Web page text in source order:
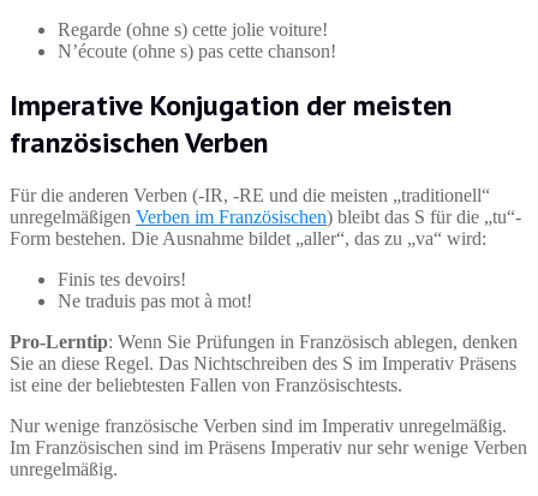
Regarde (ohne s) cette jolie voiture!
N’écoute (ohne s) pas cette chanson!
Imperative Konjugation der meisten
französischen Verben
Für die anderen Verben (-IR, -RE und die meisten „traditionell“
unregelmäßigen Verben im Französischen) bleibt das S für die „tu“-
Form bestehen. Die Ausnahme bildet „aller“, das zu „va“ wird:
Finis tes devoirs!
Ne traduis pas mot à mot!
Pro-Lerntip: Wenn Sie Prüfungen in Französisch ablegen, denken
Sie an diese Regel. Das Nichtschreiben des S im Imperativ Präsens
ist eine der beliebtesten Fallen von Französischtests.
Nur wenige französische Verben sind im Imperativ unregelmäßig.
Im Französischen sind im Präsens Imperativ nur sehr wenige Verben
unregelmäßig.